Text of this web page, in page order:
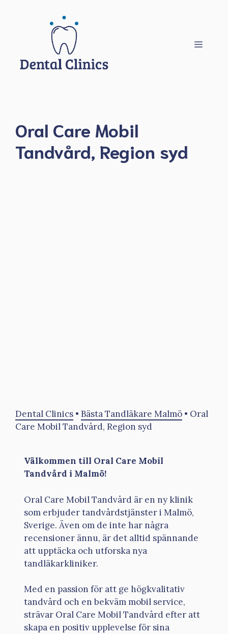
Meny
Oral Care Mobil
Tandvård, Region syd
Dental Clinics • Bästa Tandläkare Malmö • Oral
Care Mobil Tandvård, Region syd
Välkommen till Oral Care Mobil
Tandvård i Malmö!
Oral Care Mobil Tandvård är en ny klinik
som erbjuder tandvårdstjänster i Malmö,
Sverige. Även om de inte har några
recensioner ännu, är det alltid spännande
att upptäcka och utforska nya
tandläkarkliniker.
Med en passion för att ge högkvalitativ
tandvård och en bekväm mobil service,
strävar Oral Care Mobil Tandvård efter att
skapa en positiv upplevelse för sina